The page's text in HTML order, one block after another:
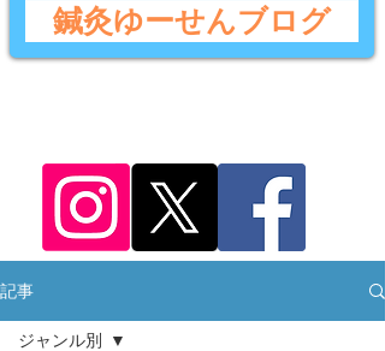
鍼灸ゆーせんブログ
記事
ジャンル別